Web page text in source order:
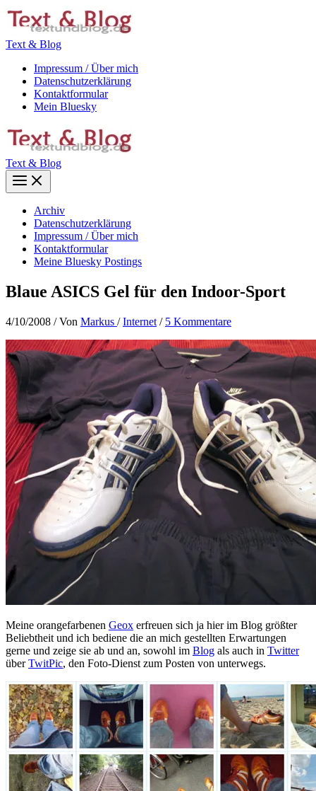
Zum
Inhalt
Text & Blog
Impressum / Über mich
Datenschutzerklärung
Kontaktformular
Mein Bluesky
Text & Blog
Main
Menu
Archiv
Datenschutzerklärung
Impressum / Über mich
Kontaktformular
Meine Bluesky Postings
Blaue ASICS Gel für den Indoor-Sport
4/10/2008 / Von Markus /Internet / 5 Kommentare
Meine orangefarbenen Geox erfreuen sich ja hier im Blog größter
Beliebtheit und ich bediene die an mich gestellten Erwartungen
gerne und zeige sie ab und an, sowohl im Blog als auch in Twitter
überTwitPic, den Foto-Dienst zum Posten von unterwegs.